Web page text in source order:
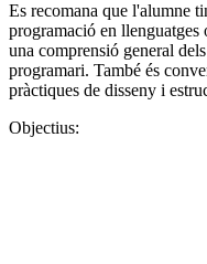
Es recomana que l'alumne
programació en llenguatges
una comprensió general
programari. També és
pràctiques de disseny i
Objectius: